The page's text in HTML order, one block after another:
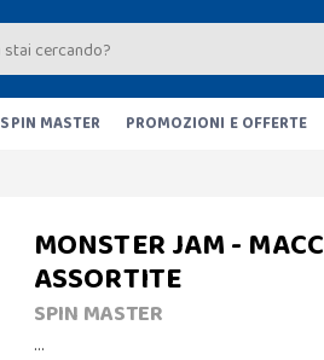
SPIN MASTER PROMOZIONI E OFFERTE
MONSTER JAM -
ASSORTITE
SPIN MASTER
…